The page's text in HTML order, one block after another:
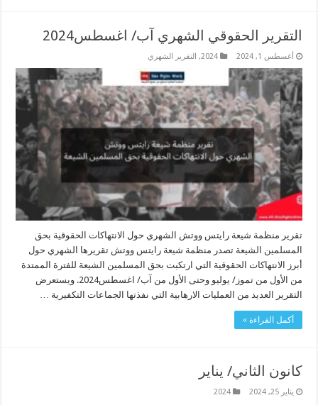
التقرير الحقوقي الشهري آب/ اغسطس2024
أغسطس 1, 2024 2024
, التقرير الشهري
تقرير منظمة شيعة رايتس ووتش الشهري حول الانتهاكات الحقوقية بحق
المسلمين الشيعة تصدر منظمة شيعة رايتس ووتش تقريرها الشهري حول
أبرز الانتهاكات الحقوقية التي ارتكبت بحق المسلمين الشيعة للفترة الممتدة
من الأول من تموز/ يوليو وحتى الأول من آب/ اغسطس2024. ويستعرض
التقرير العديد من العمليات الارهابية التي نفذتها الجماعات التكفيرية …
أكمل القراءة »
كانون الثاني/ يناير
يناير 25, 2024 2024